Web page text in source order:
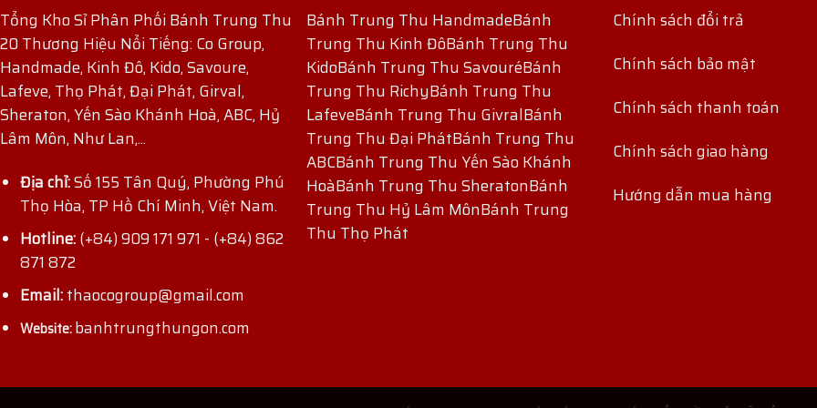
Tổng Kho Sỉ Phân Phối Bánh Trung Thu
20 Thương Hiệu Nổi Tiếng: Co Group,
Handmade, Kinh Đô, Kido, Savoure,
Lafeve, Thọ Phát, Đại Phát, Girval,
Sheraton, Yến Sào Khánh Hoà, ABC, Hỷ
Lâm Môn, Như Lan,...
Địa chỉ:Số 155 Tân Quý, Phường Phú
Thọ Hòa, TP Hồ Chí Minh, Việt Nam.
Hotline:(+84) 909 171 971 - (+84) 862
871 872
Email:thaocogroup@gmail.com
Website:banhtrungthungon.com
Bánh Trung Thu HandmadeBánh
Trung Thu Kinh ĐôBánh Trung Thu
KidoBánh Trung Thu SavouréBánh
Trung Thu RichyBánh Trung Thu
LafeveBánh Trung Thu GivralBánh
Trung Thu Đại PhátBánh Trung Thu
ABCBánh Trung Thu Yến Sào Khánh
HoàBánh Trung Thu SheratonBánh
Trung Thu Hỷ Lâm MônBánh Trung
Thu Thọ Phát
Chính sách đổi trả
Chính sách bảo mật
Chính sách thanh toán
Chính sách giao hàng
Hướng dẫn mua hàng
ĐĂNG KÝ NHẬN ƯU ĐÃI